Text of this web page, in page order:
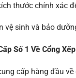
thước chính xác
vệ sinh và bảo
Số 1 Về Cổng
cấp hàng đầu